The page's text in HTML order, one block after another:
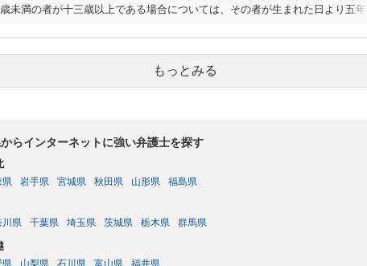
未満の者が十三歳以上である場合については、その者が生まれた日より五
会を要求すること。 二 拒まれたにもかかわらず、反復して面会を要求
益を供与し、又はその申込み若しくは約束をして面会を要求すること。 2
いせつの目的で当該十六歳未満の者と面会をした者は、二年以下の拘禁刑又は
もっとみる
らインターネットに強い弁護士を探す
県 岩手県 宮城県 秋田県 山形県 福島県
川県 千葉県 埼玉県 茨城県 栃木県 群馬県
県 山梨県 石川県 富山県 福井県